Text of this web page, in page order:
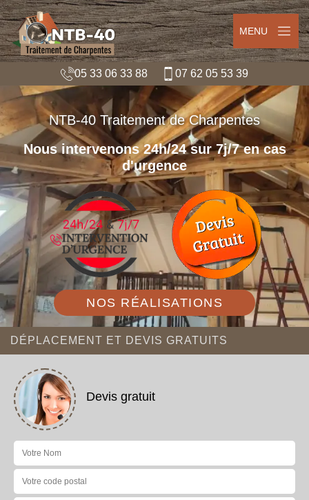
MENU
05 33 06 33 88 07 62 05 53 39
NTB-40 Traitement de Charpentes
Nous intervenons 24h/24 sur 7j/7 en cas
d'urgence
NOS RÉALISATIONS
DÉPLACEMENT ET DEVIS GRATUITS
Devis gratuit